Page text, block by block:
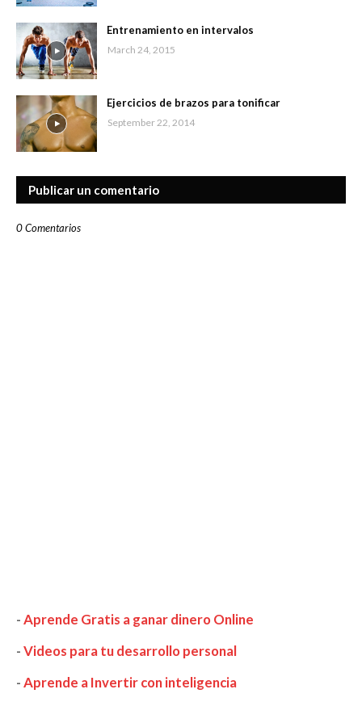
Entrenamiento en intervalos
March 24, 2015
Ejercicios de brazos para tonificar
September 22, 2014
Publicar un comentario
0 Comentarios
-Aprende Gratis a ganar dinero Online
-Videos para tu desarrollo personal
-Aprende a Invertir con inteligencia